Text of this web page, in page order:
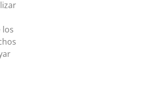
los